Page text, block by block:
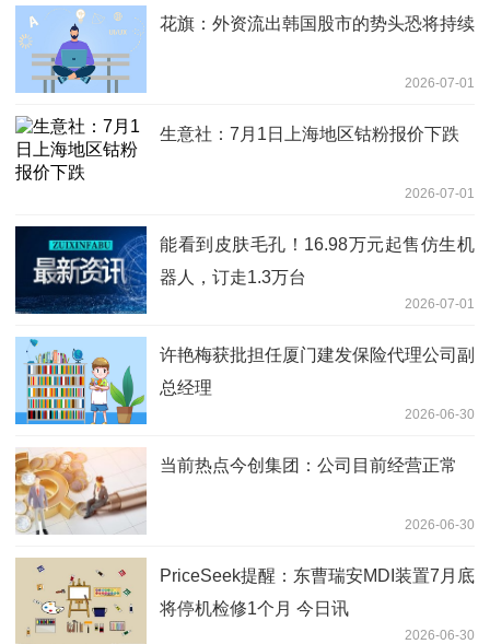
股市
花旗：外资流出韩国股市的势头恐将持续
2026-07-01
生意社：7月1日上海地区钴粉报价下跌
2026-07-01
能看到皮肤毛孔！16.98万元起售仿生机
器人，订走1.3万台
2026-07-01
许艳梅获批担任厦门建发保险代理公司副
总经理
2026-06-30
当前热点今创集团：公司目前经营正常
2026-06-30
PriceSeek提醒：东曹瑞安MDI装置7月底
将停机检修1个月 今日讯
2026-06-30